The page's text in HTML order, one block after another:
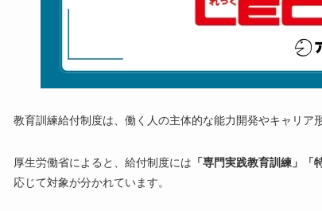
教育訓練給付制度は、働く人の主体的な能力開発やキャリア
厚生労働省によると、給付制度には 「専門実践教育訓練」「
応じて対象が分かれています。